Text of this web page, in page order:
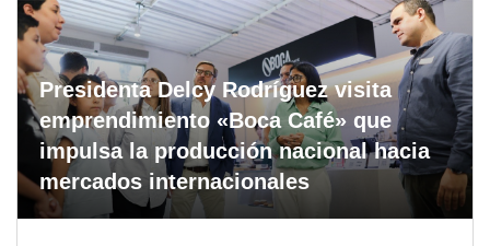
Presidenta Delcy Rodríguez visita
emprendimiento «Boca Café» que
impulsa la producción nacional hacia
mercados internacionales